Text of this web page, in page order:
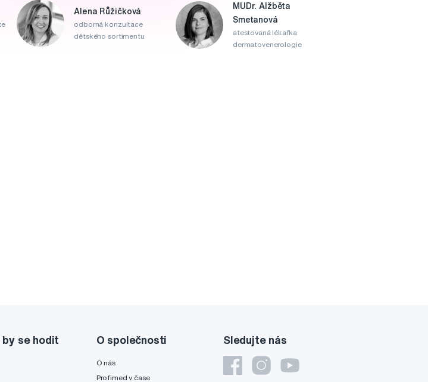
Alena Růžičková
odborná konzultace
dětského sortimentu
MUDr. Alžběta
Smetanová
atestovaná lékařka
dermatovenerologie
Sledujte nás
by se hodit O společnosti
O nás
Profimed v čase